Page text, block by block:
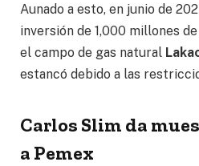
Aunado a esto, en junio de
inversión de 1,000 millones
el campo de gas natural
estancó debido a las
Carlos Slim da
a Pemex